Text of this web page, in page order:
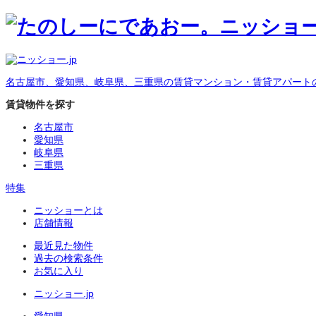
名古屋市、愛知県、岐阜県、三重県の賃貸マンション・賃貸アパート
賃貸物件を探す
名古屋市
愛知県
岐阜県
三重県
特集
ニッショーとは
店舗情報
最近見た物件
過去の検索条件
お気に入り
ニッショー.jp